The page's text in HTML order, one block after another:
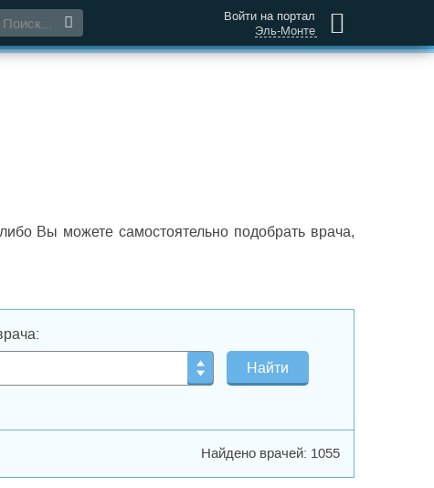
Войти на портал
Эль-Монте
Вы можете самостоятельно подобрать врача,
Найдено врачей: 1055